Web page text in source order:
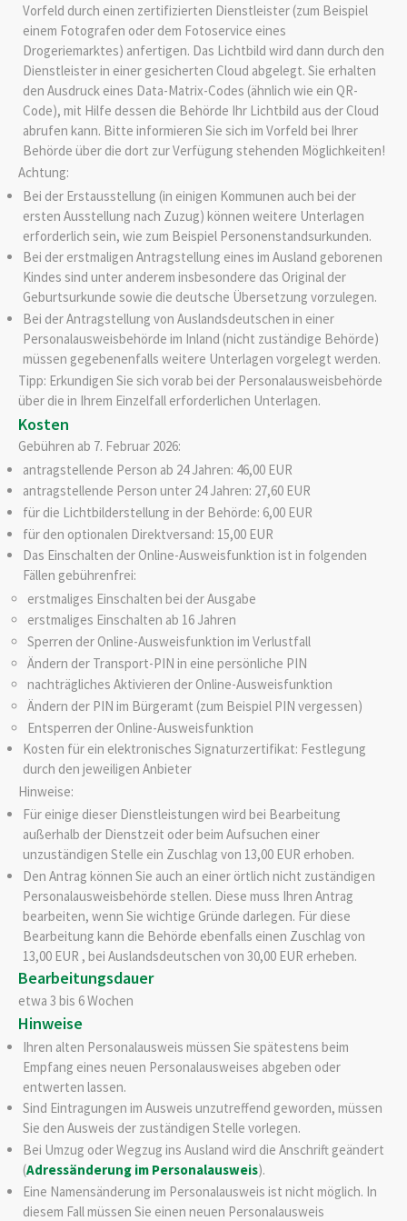
Vorfeld durch einen zertifizierten Dienstleister (zum Beispiel
einem Fotografen oder dem Fotoservice eines
Drogeriemarktes) anfertigen. Das Lichtbild wird dann durch den
Dienstleister in einer gesicherten Cloud abgelegt. Sie erhalten
den Ausdruck eines Data-Matrix-Codes (ähnlich wie ein QR-
Code), mit Hilfe dessen die Behörde Ihr Lichtbild aus der Cloud
abrufen kann. Bitte informieren Sie sich im Vorfeld bei Ihrer
Behörde über die dort zur Verfügung stehenden Möglichkeiten!
Achtung:
Bei der Erstausstellung (in einigen Kommunen auch bei der
ersten Ausstellung nach Zuzug) können weitere Unterlagen
erforderlich sein, wie zum Beispiel Personenstandsurkunden.
Bei der erstmaligen Antragstellung eines im Ausland geborenen
Kindes sind unter anderem insbesondere das Original der
Geburtsurkunde sowie die deutsche Übersetzung vorzulegen.
Bei der Antragstellung von Auslandsdeutschen in einer
Personalausweisbehörde im Inland (nicht zuständige Behörde)
müssen gegebenenfalls weitere Unterlagen vorgelegt werden.
Tipp: Erkundigen Sie sich vorab bei der Personalausweisbehörde
über die in Ihrem Einzelfall erforderlichen Unterlagen.
Kosten
Gebühren ab 7. Februar 2026:
antragstellende Person ab 24 Jahren: 46,00 EUR
antragstellende Person unter 24 Jahren: 27,60 EUR
für die Lichtbilderstellung in der Behörde: 6,00 EUR
für den optionalen Direktversand: 15,00 EUR
Das Einschalten der Online-Ausweisfunktion ist in folgenden
Fällen gebührenfrei:
erstmaliges Einschalten bei der Ausgabe
erstmaliges Einschalten ab 16 Jahren
Sperren der Online-Ausweisfunktion im Verlustfall
Ändern der Transport-PIN in eine persönliche PIN
nachträgliches Aktivieren der Online-Ausweisfunktion
Ändern der PIN im Bürgeramt (zum Beispiel PIN vergessen)
Entsperren der Online-Ausweisfunktion
Kosten für ein elektronisches Signaturzertifikat: Festlegung
durch den jeweiligen Anbieter
Hinweise:
Für einige dieser Dienstleistungen wird bei Bearbeitung
außerhalb der Dienstzeit oder beim Aufsuchen einer
unzuständigen Stelle ein Zuschlag von 13,00 EUR erhoben.
Den Antrag können Sie auch an einer örtlich nicht zuständigen
Personalausweisbehörde stellen. Diese muss Ihren Antrag
bearbeiten, wenn Sie wichtige Gründe darlegen. Für diese
Bearbeitung kann die Behörde ebenfalls einen Zuschlag von
13,00 EUR , bei Auslandsdeutschen von 30,00 EUR erheben.
Bearbeitungsdauer
etwa 3 bis 6 Wochen
Hinweise
Ihren alten Personalausweis müssen Sie spätestens beim
Empfang eines neuen Personalausweises abgeben oder
entwerten lassen.
Sind Eintragungen im Ausweis unzutreffend geworden, müssen
Sie den Ausweis der zuständigen Stelle vorlegen.
Bei Umzug oder Wegzug ins Ausland wird die Anschrift geändert
(Adressänderung im Personalausweis).
Eine Namensänderung im Personalausweis ist nicht möglich. In
diesem Fall müssen Sie einen neuen Personalausweis